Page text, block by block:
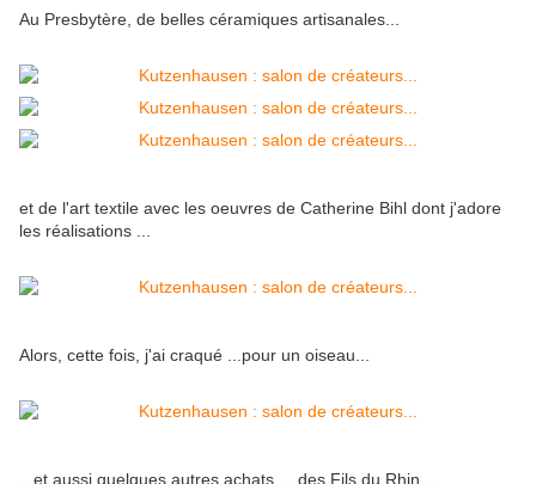
Au Presbytère, de belles céramiques artisanales...
et de l'art textile avec les oeuvres de Catherine Bihl dont j'adore
les réalisations ...
Alors, cette fois, j'ai craqué ...pour un oiseau...
...et aussi quelques autres achats ... des Fils du Rhin ...